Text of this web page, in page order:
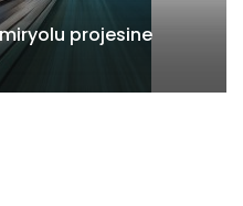
projesine